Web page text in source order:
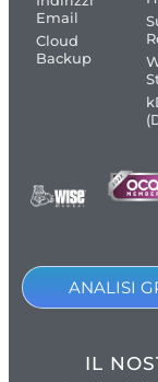
Email
Cloud
Backup
ANALISI
IL